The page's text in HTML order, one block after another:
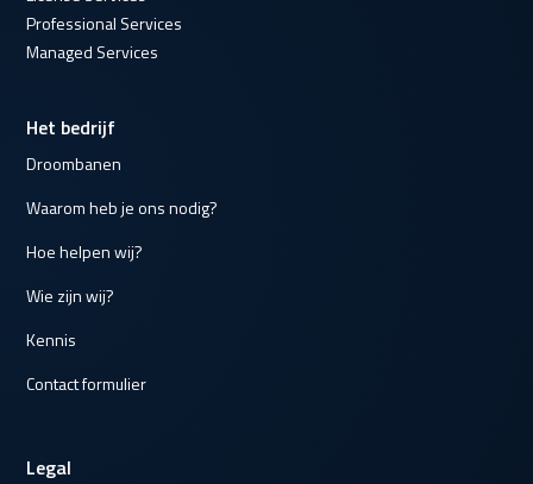
Professional Services
Managed Services
Het bedrijf
Droombanen
Waarom heb je ons nodig?
Hoe helpen wij?
Wie zijn wij?
Kennis
Contact formulier
Legal